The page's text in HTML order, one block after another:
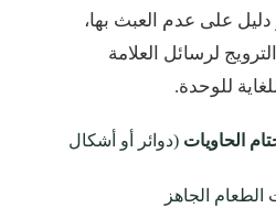
دليل على عدم العبث بها،
لرسائل العلامة
للوحدة.
الحاويات (دوائر أو أشكال
الطعام الجاهز